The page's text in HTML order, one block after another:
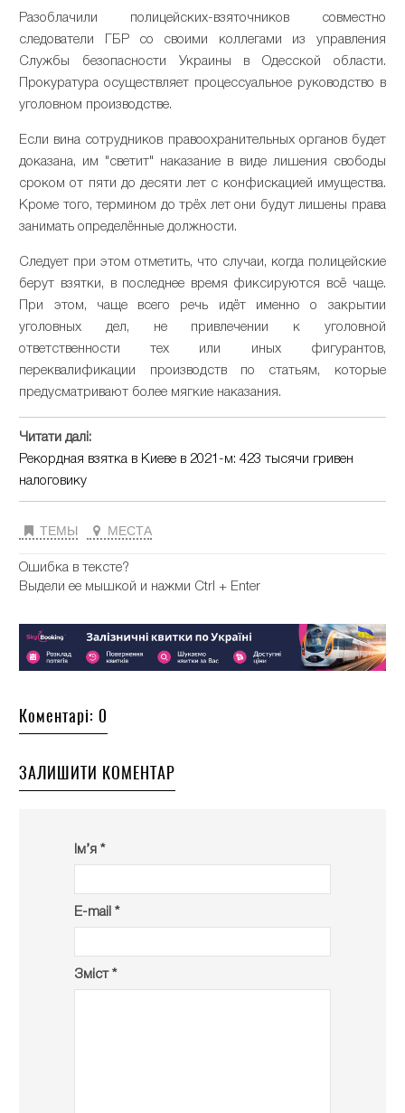
Разоблачили полицейских-взяточников совместно
следователи ГБР со своими коллегами из управления
Службы безопасности Украины в Одесской области.
Прокуратура осуществляет процессуальное руководство в
уголовном производстве.
Если вина сотрудников правоохранительных органов будет
доказана, им "светит" наказание в виде лишения свободы
сроком от пяти до десяти лет с конфискацией имущества.
Кроме того, термином до трёх лет они будут лишены права
занимать определённые должности.
Следует при этом отметить, что случаи, когда полицейские
берут взятки, в последнее время фиксируются всё чаще.
При этом, чаще всего речь идёт именно о закрытии
уголовных дел, не привлечении к уголовной
ответственности тех или иных фигурантов,
переквалификации производств по статьям, которые
предусматривают более мягкие наказания.
Читати далі:
Рекордная взятка в Киеве в 2021-м: 423 тысячи гривен
налоговику
ТЕМЫ МЕСТА
Ошибка в тексте?
Выдели ее мышкой и нажми Ctrl + Enter
Коментарі: 0
ЗАЛИШИТИ КОМЕНТАР
Ім’я *
E-mail *
Зміст *